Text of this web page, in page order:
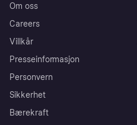
Om oss
Careers
Villkår
Presseinformasjon
Personvern
Sikkerhet
Bærekraft